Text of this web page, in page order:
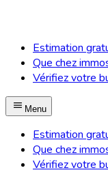
Estimation
Que chez
Vérifiez votre
Menu
Estimation
Que chez
Vérifiez votre